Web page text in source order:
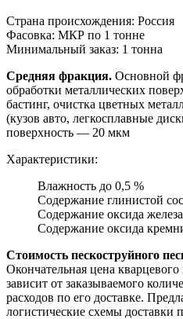
Страна происхождения: Россия
Фасовка: МКР по 1 тонне
Минимальный заказ: 1 тонна
Средняя фракция. Основной
обработки металлических
бастинг, очистка цветных
(кузов авто, легкосплавные
поверхность — 20 мкм
Характеристики:
Влажность до 0,5 %
Содержание глинистой
Содержание оксида
Содержание оксида
Стоимость пескоструйного
Окончательная цена кварцевого
зависит от заказываемого
расходов по его доставке.
логистические схемы доставки